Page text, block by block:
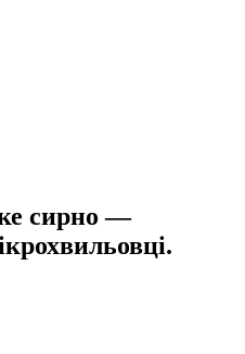
сирно —